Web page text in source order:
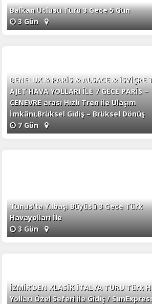
Balkan Uclusu Turu 3 Gece 5 Gun
3 Gün
BENELUX & PARİS & ALSACE & İSVİÇRE
AJET HAVA YOLLARI İLE 7 GECE PARİS –
CENEVRE arası Hızlı Tren ile Ulaşım
İmkânı,Brüksel Gidiş – Brüksel Dönüş
7 Gün
Tunus'ta Yılbaşı Büyüsü 3 Gece Türk
Havayolları İle
3 Gün
İZMİR’DEN KLASİK İTALYA TURU Türk
Yolları Özel Seferi ile Gidiş /